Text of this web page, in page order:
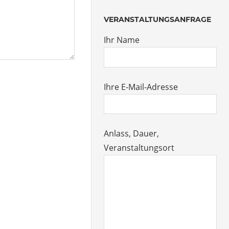
VERANSTALTUNGSANFRAGE
Ihr Name
Ihre E-Mail-Adresse
Anlass, Dauer,
Veranstaltungsort